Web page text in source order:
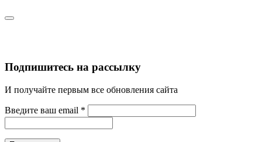
Подпишитесь на рассылку
И получайте первым все обновления сайта
Введите ваш email *